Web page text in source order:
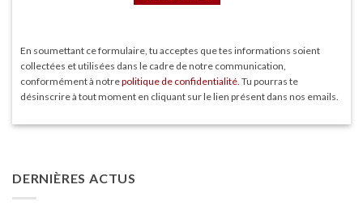
En soumettant ce formulaire, tu acceptes que tes informations soient
collectées et utilisées dans le cadre de notre communication,
conformément à notrepolitique de confidentialité . Tu pourras te
désinscrire à tout moment en cliquant sur le lien présent dans nos emails.
DERNIÈRES ACTUS